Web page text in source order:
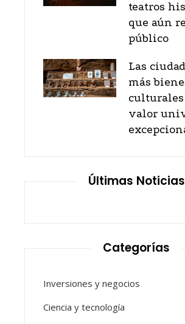
teatros
que aún
público
Las
más
culturales
valor
Últimas Noticias
Categorías
Inversiones y negocios
Ciencia y tecnología